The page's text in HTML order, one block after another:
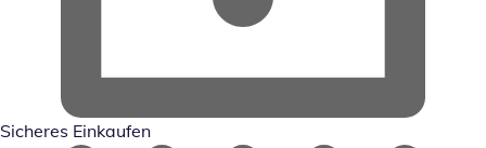
Sicheres Einkaufen